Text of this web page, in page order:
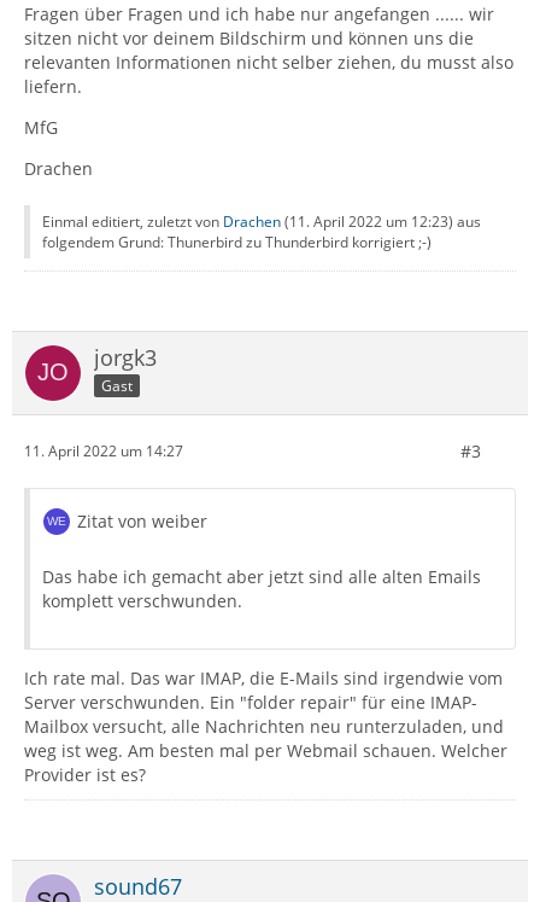
Fragen über Fragen und ich habe nur angefangen ...... wir
sitzen nicht vor deinem Bildschirm und können uns die
relevanten Informationen nicht selber ziehen, du musst also
liefern.
MfG
Drachen
Einmal editiert, zuletzt von Drachen(11. April 2022 um 12:23) aus
folgendem Grund: Thunerbird zu Thunderbird korrigiert ;-)
jorgk3
Gast
11. April 2022 um 14:27 #3
Zitat von weiber
Das habe ich gemacht aber jetzt sind alle alten Emails
komplett verschwunden.
Ich rate mal. Das war IMAP, die E-Mails sind irgendwie vom
Server verschwunden. Ein "folder repair" für eine IMAP-
Mailbox versucht, alle Nachrichten neu runterzuladen, und
weg ist weg. Am besten mal per Webmail schauen. Welcher
Provider ist es?
sound67